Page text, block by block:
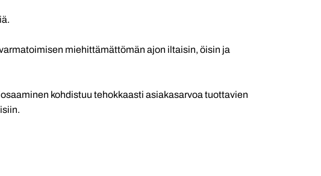
miehittämättömän ajon iltaisin, öisin ja
kohdistuu tehokkaasti asiakasarvoa tuottavien